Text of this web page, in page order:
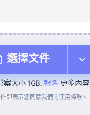
選擇文件
來自裝置
案大小 1GB.報名更多內容
即表示您同意我們的使用條款 。